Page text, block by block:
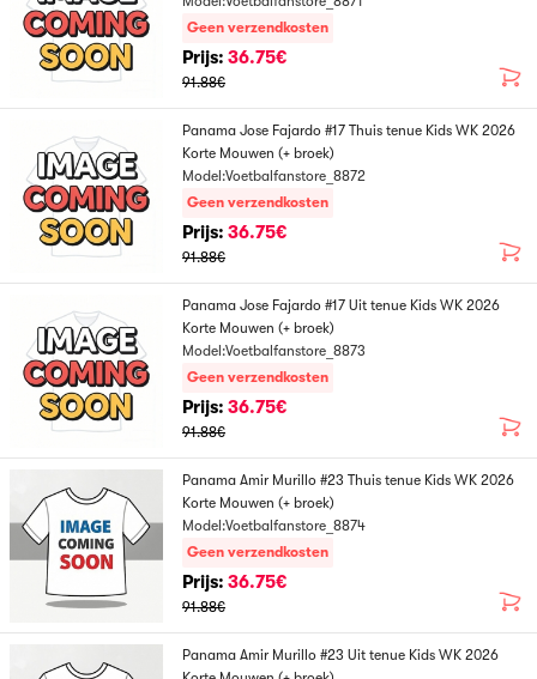
Geen verzendkosten
Prijs: 36.75€
91.88€
Panama Jose Fajardo #17 Thuis tenue Kids WK 2026
Korte Mouwen (+ broek)
Model:Voetbalfanstore_8872
Geen verzendkosten
Prijs: 36.75€
91.88€
Panama Jose Fajardo #17 Uit tenue Kids WK 2026
Korte Mouwen (+ broek)
Model:Voetbalfanstore_8873
Geen verzendkosten
Prijs: 36.75€
91.88€
Panama Amir Murillo #23 Thuis tenue Kids WK 2026
Korte Mouwen (+ broek)
Model:Voetbalfanstore_8874
Geen verzendkosten
Prijs: 36.75€
91.88€
Panama Amir Murillo #23 Uit tenue Kids WK 2026